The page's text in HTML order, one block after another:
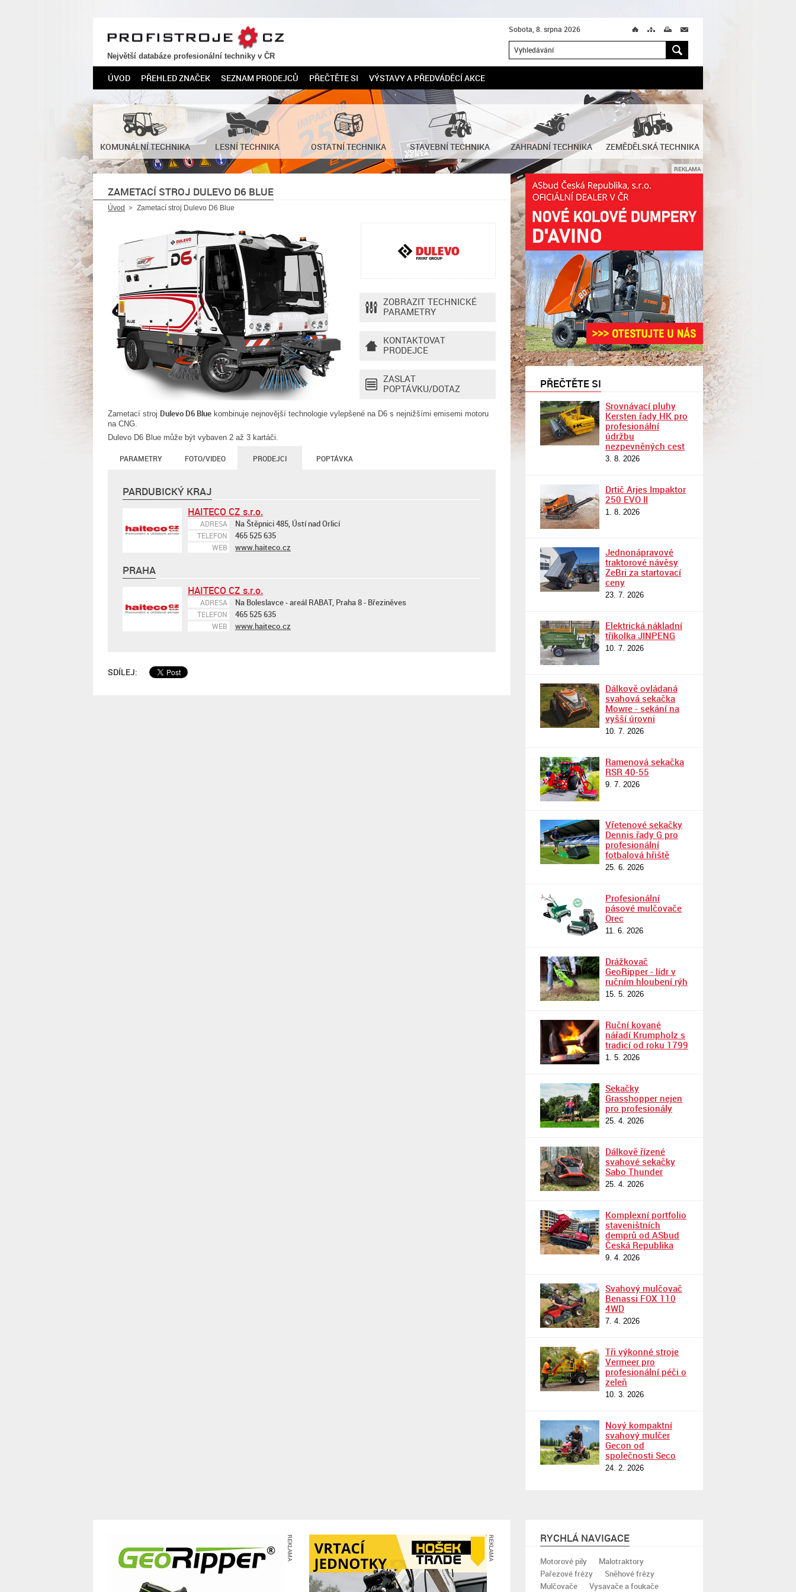
PROFISTROJE.CZ
Největší databáze profesionální techniky v ČR
Sobota, 8. srpna 2026 Ú M T M
H
ÚVOD PŘEHLED ZNAČEK SEZNAM PRODEJCŮ PŘEČTĚTE SI VÝSTAVY A PŘEDVÁDĚCÍ AKCE
KOMUNÁLNÍ TECHNIKA LESNÍ TECHNIKA OSTATNÍ TECHNIKA STAVEBNÍ TECHNIKA ZAHRADNÍ TECHNIKA ZEMĚDĚLSKÁ TECHNIKA
ZAMETACÍ STROJ DULEVO D6 BLUE
Úvod Zametací stroj Dulevo D6 Blue
ZOBRAZIT TECHNICKÉ
PARAMETRY
KONTAKTOVAT
PRODEJCE
ZASLAT
POPTÁVKU/DOTAZ
Zametací stroj Dulevo D6 Blue kombinuje nejnovější technologie vylepšené na D6 s nejnižšími emisemi motoru
na CNG.
Dulevo D6 Blue může být vybaven 2 až 3 kartáči.
PARAMETRY FOTO/VIDEO PRODEJCI POPTÁVKA
PARDUBICKÝ KRAJ
HAITECO CZ s.r.o.
ADRESA Na Štěpnici 485, Ústí nad Orlicí
TELEFON 465 525 635
WEB www.haiteco.cz
PRAHA
HAITECO CZ s.r.o.
ADRESA Na Boleslavce - areál RABAT, Praha 8 - Březiněves
TELEFON 465 525 635
WEB www.haiteco.cz
SDÍLEJ:
REKLAMA
PŘEČTĚTE SI
Srovnávací pluhy
Kersten řady HK pro
profesionální
údržbu
nezpevněných cest
3. 8. 2026
Drtič Arjes Impaktor
250 EVO II
1. 8. 2026
Jednonápravové
traktorové návěsy
ZeBri za startovací
ceny
23. 7. 2026
Elektrická nákladní
tříkolka JINPENG
10. 7. 2026
Dálkově ovládaná
svahová sekačka
Mowre - sekání na
vyšší úrovni
10. 7. 2026
Ramenová sekačka
RSR 40-55
9. 7. 2026
Vřetenové sekačky
Dennis řady G pro
profesionální
fotbalová hřiště
25. 6. 2026
Profesionální
pásové mulčovače
Orec
11. 6. 2026
Drážkovač
GeoRipper - lídr v
ručním hloubení rýh
15. 5. 2026
Ruční kované
nářadí Krumpholz s
tradicí od roku 1799
1. 5. 2026
Sekačky
Grasshopper nejen
pro profesionály
25. 4. 2026
Dálkově řízené
svahové sekačky
Sabo Thunder
25. 4. 2026
Komplexní portfolio
staveništních
demprů od ASbud
Česká Republika
9. 4. 2026
Svahový mulčovač
Benassi FOX 110
4WD
7. 4. 2026
Tři výkonné stroje
Vermeer pro
profesionální péči o
zeleň
10. 3. 2026
Nový kompaktní
svahový mulčer
Gecon od
společnosti Seco
24. 2. 2026
REKLAMA REKLAMA RYCHLÁ NAVIGACE
Motorové pily
Malotraktory
Pařezové frézy
Sněhové frézy
Mulčovače
Vysavače a foukače